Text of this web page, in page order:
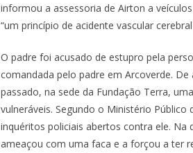
informou a assessoria de Airton a
“um princípio de acidente vascular
O padre foi acusado de estupro pela
comandada pelo padre em Arcoverde.
passado, na sede da Fundação Terra,
vulneráveis. Segundo o Ministério
inquéritos policiais abertos contra ele. Na
ameaçou com uma faca e a forçou a ter